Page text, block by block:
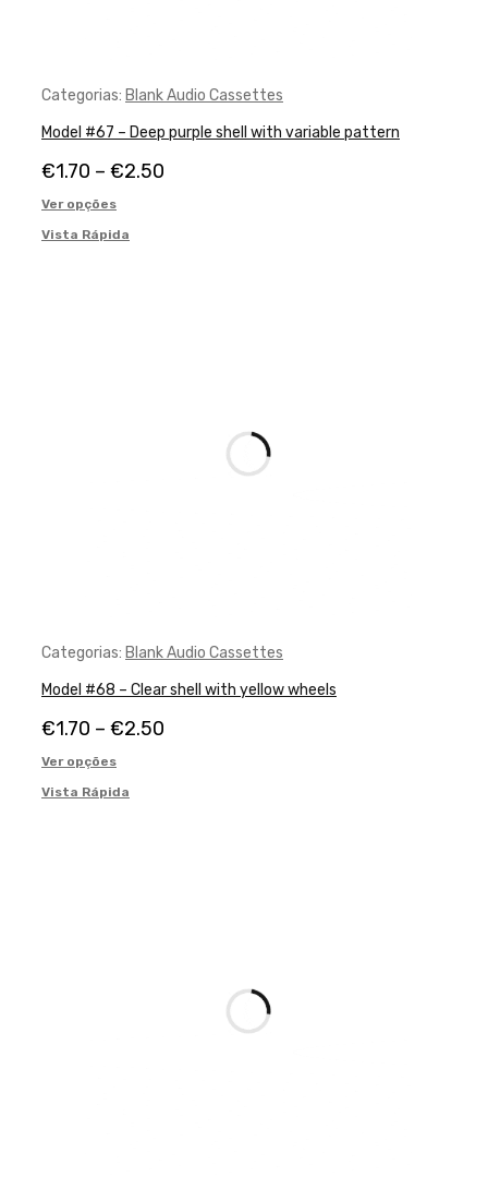
Categorias: Blank Audio Cassettes
Model #67 – Deep purple shell with variable pattern
€1.70 – €2.50
Ver opções
Vista Rápida
Categorias: Blank Audio Cassettes
Model #68 – Clear shell with yellow wheels
€1.70 – €2.50
Ver opções
Vista Rápida